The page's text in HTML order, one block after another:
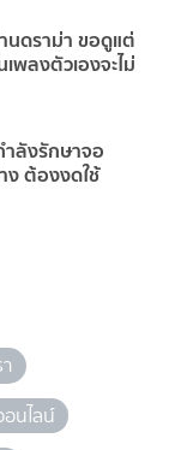
นดราม่า ขอดูแต่
พลงตัวเองจะไม่
ลังรักษาจอ
ง ต้องงดใช้
นไลน์